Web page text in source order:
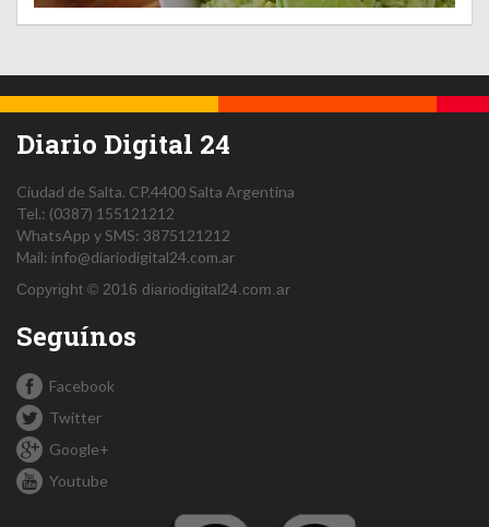
Diario Digital 24
Ciudad de Salta. CP.4400Salta Argentina
Tel.: (0387) 155121212
WhatsApp y SMS: 3875121212
Mail: info@diariodigital24.com.ar
Copyright © 2016 diariodigital24.com.ar
Seguínos
Facebook
Twitter
Google+
Youtube